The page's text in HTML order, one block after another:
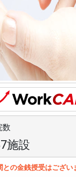
数
施設
の金銭授受はござい